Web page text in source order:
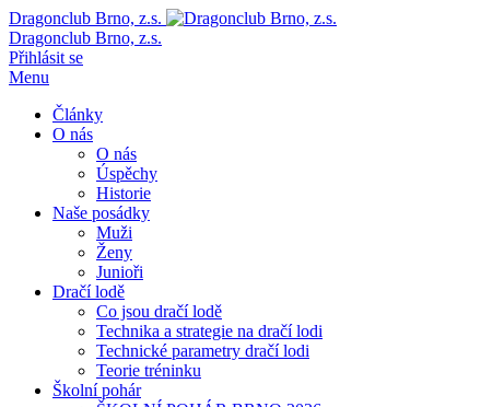
Dragonclub Brno, z.s.
Dragonclub Brno, z.s.
Přihlásit se
Menu
Články
O nás
O nás
Úspěchy
Historie
Naše posádky
Muži
Ženy
Junioři
Dračí lodě
Co jsou dračí lodě
Technika a strategie na dračí lodi
Technické parametry dračí lodi
Teorie tréninku
Školní pohár